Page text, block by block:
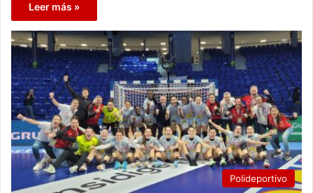
Leer más »
Polideportivo